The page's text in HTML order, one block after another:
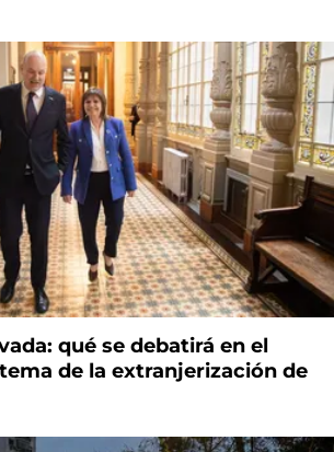
qué se debatirá en el
de la extranjerización de